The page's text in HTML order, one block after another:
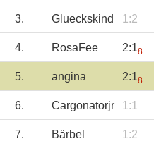
3. Glueckskind 1:2
4. RosaFee 2:18
5. angina 2:18
6. Cargonatorjr 1:1
7. Bärbel 1:2